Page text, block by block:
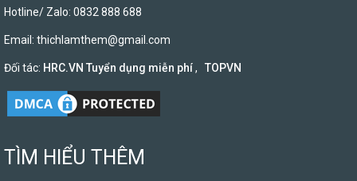
Hotline/ Zalo: 0832 888 688
Email: thichlamthem@gmail.com
Đối tác: HRC.VN Tuyển dụng miễn phí, TOPVN
TÌM HIỂU THÊM